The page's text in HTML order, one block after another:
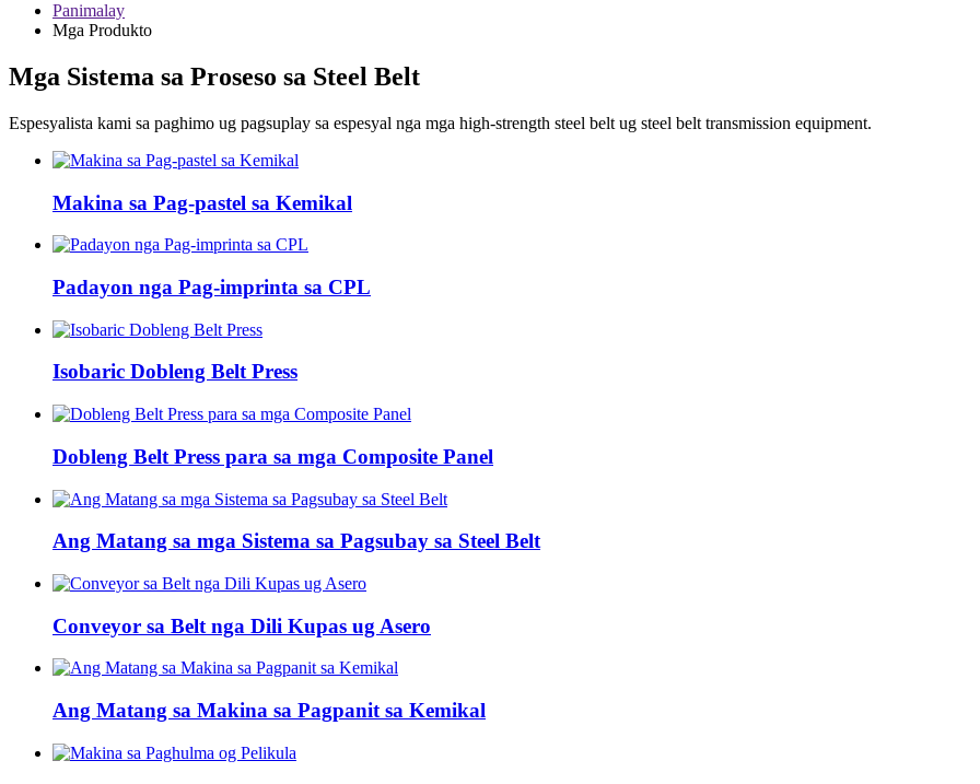
Panimalay
Mga Produkto
Mga Sistema sa Proseso sa Steel Belt
Espesyalista kami sa paghimo ug pagsuplay sa espesyal nga mga high-strength steel belt ug steel belt transmission equipment.
Makina sa Pag-pastel sa Kemikal
Padayon nga Pag-imprinta sa CPL
Isobaric Dobleng Belt Press
Dobleng Belt Press para sa mga Composite Panel
Ang Matang sa mga Sistema sa Pagsubay sa Steel Belt
Conveyor sa Belt nga Dili Kupas ug Asero
Ang Matang sa Makina sa Pagpanit sa Kemikal